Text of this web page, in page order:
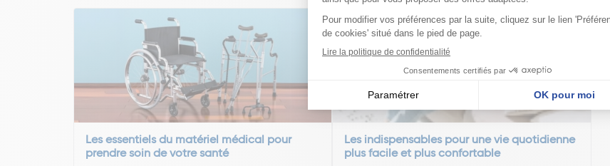
Les essentiels du matériel médical pour
prendre soin de votre santé
Les indispensables pour une vie quotidienne
plus facile et plus confortable